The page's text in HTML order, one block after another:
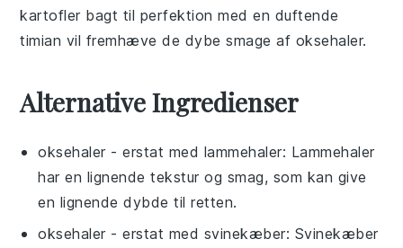
kartofler bagt til perfektion med en duftende
timian vil fremhæve de dybe smage af oksehaler.
Alternative Ingredienser
oksehaler - erstat med lammehaler: Lammehaler
har en lignende tekstur og smag, som kan give
en lignende dybde til retten.
oksehaler - erstat med svinekæber: Svinekæber